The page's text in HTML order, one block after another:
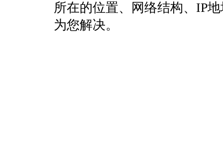
所在的位置、网络结构、IP
为您解决。